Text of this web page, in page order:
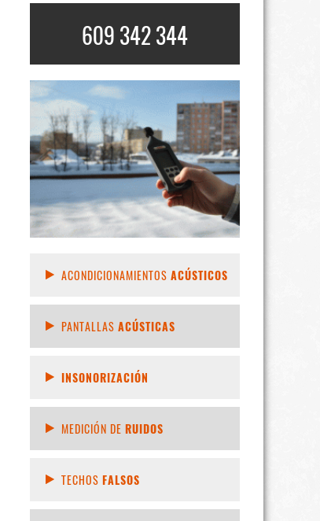
609 342 344
ACONDICIONAMIENTOS ACÚSTICOS
PANTALLAS ACÚSTICAS
INSONORIZACIÓN
MEDICIÓN DE RUIDOS
TECHOS FALSOS